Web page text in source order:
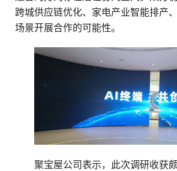
跨城供应链优化、家电产业智能排产
场景开展合作的可能性。
聚宝屋公司表示，此次调研收获